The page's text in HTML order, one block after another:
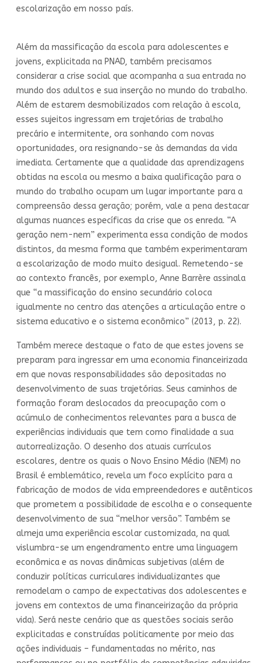
escolarização em nosso país.
Além da massificação da escola para adolescentes e
jovens, explicitada na PNAD, também precisamos
considerar a crise social que acompanha a sua entrada no
mundo dos adultos e sua inserção no mundo do trabalho.
Além de estarem desmobilizados com relação à escola,
esses sujeitos ingressam em trajetórias de trabalho
precário e intermitente, ora sonhando com novas
oportunidades, ora resignando-se às demandas da vida
imediata. Certamente que a qualidade das aprendizagens
obtidas na escola ou mesmo a baixa qualificação para o
mundo do trabalho ocupam um lugar importante para a
compreensão dessa geração; porém, vale a pena destacar
algumas nuances específicas da crise que os enreda. “A
geração nem-nem” experimenta essa condição de modos
distintos, da mesma forma que também experimentaram
a escolarização de modo muito desigual. Remetendo-se
ao contexto francês, por exemplo, Anne Barrère assinala
que “a massificação do ensino secundário coloca
igualmente no centro das atenções a articulação entre o
sistema educativo e o sistema econômico” (2013, p. 22).
Também merece destaque o fato de que estes jovens se
preparam para ingressar em uma economia financeirizada
em que novas responsabilidades são depositadas no
desenvolvimento de suas trajetórias. Seus caminhos de
formação foram deslocados da preocupação com o
acúmulo de conhecimentos relevantes para a busca de
experiências individuais que tem como finalidade a sua
autorrealização. O desenho dos atuais currículos
escolares, dentre os quais o Novo Ensino Médio (NEM) no
Brasil é emblemático, revela um foco explícito para a
fabricação de modos de vida empreendedores e autênticos
que prometem a possibilidade de escolha e o consequente
desenvolvimento de sua “melhor versão”. Também se
almeja uma experiência escolar customizada, na qual
vislumbra-se um engendramento entre uma linguagem
econômica e as novas dinâmicas subjetivas (além de
conduzir políticas curriculares individualizantes que
remodelam o campo de expectativas dos adolescentes e
jovens em contextos de uma financeirização da própria
vida). Será neste cenário que as questões sociais serão
explicitadas e construídas politicamente por meio das
ações individuais – fundamentadas no mérito, nas